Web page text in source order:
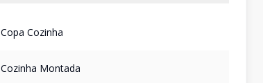
Copa Cozinha
Cozinha Montada